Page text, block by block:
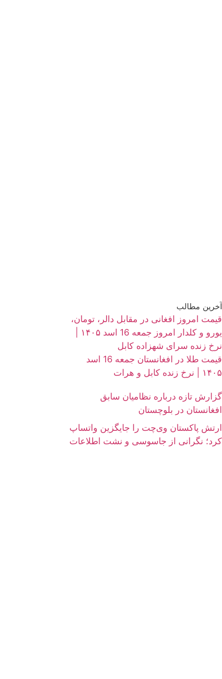
آخرین مطالب
قیمت امروز افغانی در مقابل دالر، تومان،
نرخ زنده سرای شهزاده کابل
قیمت طلا در افغانستان جمعه 16 اسد
۱۴۰۵ | نرخ زنده کابل و هرات
گزارش تازه درباره نظامیان سابق
افغانستان در بلوچستان
ارتش پاکستان وی‌چت را جایگزین واتساپ
کرد؛ نگرانی از جاسوسی و نشت اطلاعات